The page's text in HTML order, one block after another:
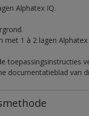
Alphatex IQ.
met 1 à 2 lagen Alphatex
toepassingsinstructies
documentatieblad van